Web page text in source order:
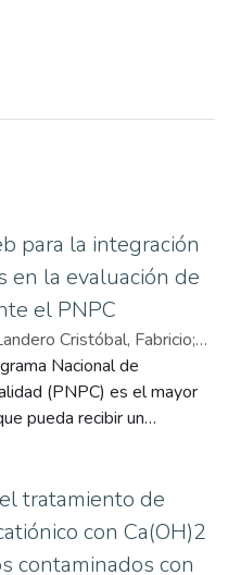
para la integración
en la evaluación de
el PNPC
Cristóbal, Fabricio;
7780;0000-0003-
0001-6022-9892;
;colaborador;
Nacional de
(PNPC) es el mayor
pueda recibir un
continuo de producción
académico básico
El proceso de
y digitalizar las evidencias
tratamiento de
con Ca(OH)2
contaminados con